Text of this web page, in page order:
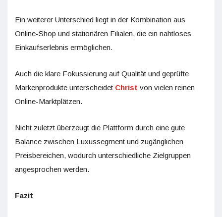
Ein weiterer Unterschied liegt in der Kombination aus
Online-Shop und stationären Filialen, die ein nahtloses
Einkaufserlebnis ermöglichen.
Auch die klare Fokussierung auf Qualität und geprüfte
Markenprodukte unterscheidet Christ von vielen reinen
Online-Marktplätzen.
Nicht zuletzt überzeugt die Plattform durch eine gute
Balance zwischen Luxussegment und zugänglichen
Preisbereichen, wodurch unterschiedliche Zielgruppen
angesprochen werden.
Fazit